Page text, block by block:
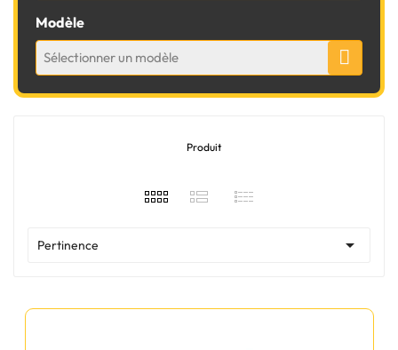
Modèle
Sélectionner un modèle
Produit
Pertinence 